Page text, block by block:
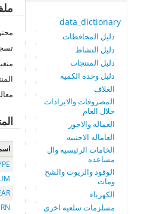
data_dictionary
دليل المحافظات
دليل النشاط
دليل المنتجات
دليل وحده الكميه
الغلاف
المصروفات والايرادات
خلال العام
العماله والاجور
العاماله الاجنبيه
الخامات الرئيسيه وال
مساعده
الوقود والزيوت والشح
ومات
الكهرباء
مسلزمات سلعيه اخرى